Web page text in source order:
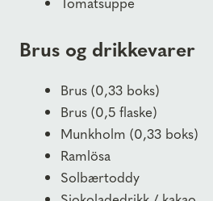
Brus og drikkevarer
Brus (0,33 boks)
Brus (0,5 flaske)
Munkholm (0,33 boks)
Ramlösa
Solbærtoddy